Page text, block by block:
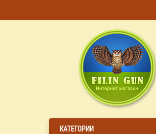
КАТЕГОРИИ